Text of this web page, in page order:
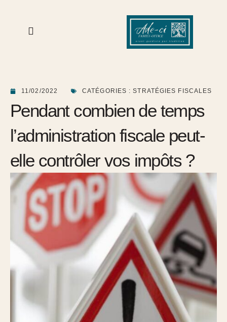
11/02/2022 CATÉGORIES : STRATÉGIES FISCALES
Pendant combien de temps
l’administration fiscale peut-
elle contrôler vos impôts ?